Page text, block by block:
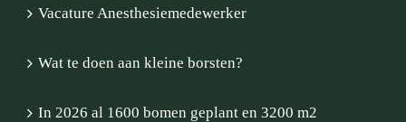
Vacature Anesthesiemedewerker
Wat te doen aan kleine borsten?
In 2026 al 1600 bomen geplant en 3200 m2